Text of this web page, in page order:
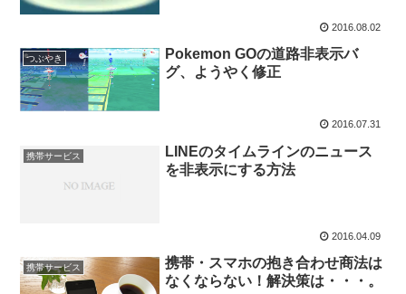
2016.08.02
つぶやき
Pokemon GOの道路非表示バ
グ、ようやく修正
2016.07.31
携帯サービス
LINEのタイムラインのニュース
を非表示にする方法
2016.04.09
携帯サービス
携帯・スマホの抱き合わせ商法は
なくならない！解決策は・・・。